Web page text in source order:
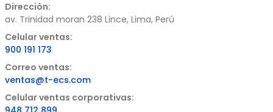
Dirección:
av. Trinidad moran 238 Lince, Lima, Perú
Celular ventas:
900 191 173
Correo ventas:
ventas@t-ecs.com
Celular ventas corporativas: